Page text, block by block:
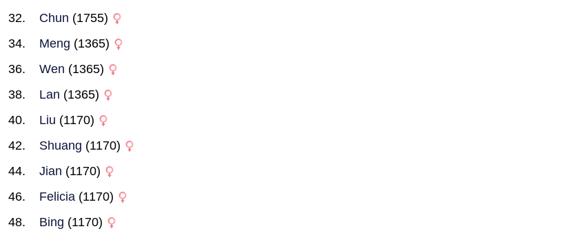
Chun (1755)
Meng (1365)
Wen (1365)
Lan (1365)
Liu (1170)
Shuang (1170)
Jian (1170)
Felicia(1170)
Bing (1170)